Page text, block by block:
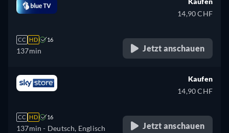
CC HD 16
137min
14,90 CHF
Jetzt anschauen
CC HD 16
137min - Deutsch, Englisch
Kaufen
14,90 CHF
Jetzt anschauen